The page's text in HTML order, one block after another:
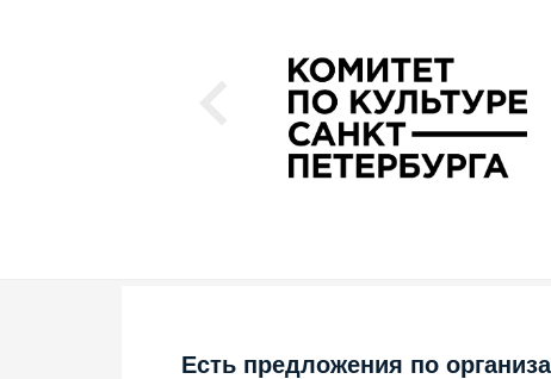
Есть предложения по